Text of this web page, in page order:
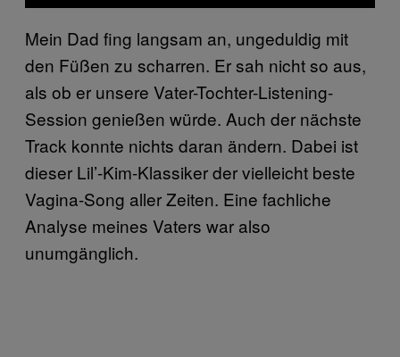
Mein Dad fing langsam an, ungeduldig mit
den Füßen zu scharren. Er sah nicht so aus,
als ob er unsere Vater-Tochter-Listening-
Session genießen würde. Auch der nächste
Track konnte nichts daran ändern. Dabei ist
dieser Lil’-Kim-Klassiker der vielleicht beste
Vagina-Song aller Zeiten. Eine fachliche
Analyse meines Vaters war also
unumgänglich.